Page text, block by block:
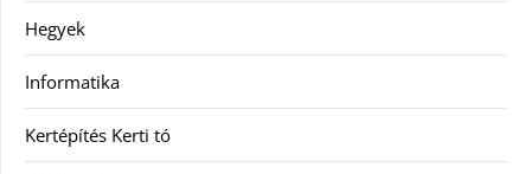
Hegyek
Informatika
Kertépítés Kerti tó